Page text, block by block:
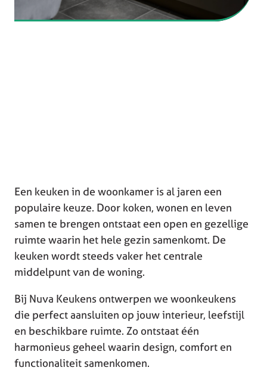
Een keuken in de woonkamer is al jaren een
populaire keuze. Door koken, wonen en leven
samen te brengen ontstaat een open en gezellige
ruimte waarin het hele gezin samenkomt. De
keuken wordt steeds vaker het centrale
middelpunt van de woning.
Bij Nuva Keukens ontwerpen we woonkeukens
die perfect aansluiten op jouw interieur, leefstijl
en beschikbare ruimte. Zo ontstaat één
harmonieus geheel waarin design, comfort en
functionaliteit samenkomen.